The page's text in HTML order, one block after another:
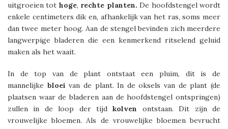
uitgroeien tot hoge, rechte planten.De hoofdstengel wordt
enkele centimeters dik en, afhankelijk van het ras, soms meer
dan twee meter hoog. Aan de stengel bevinden zich meerdere
langwerpige bladeren die een kenmerkend ritselend geluid
maken als het waait.
In de top van de plant ontstaat een pluim, dit is de
mannelijke bloei van de plant. In de oksels van de plant (de
plaatsen waar de bladeren aan de hoofdstengel ontspringen)
zullen in de loop der tijdkolven ontstaan. Dit zijn de
vrouwelijke bloemen. Als de vrouwelijke bloemen bevrucht